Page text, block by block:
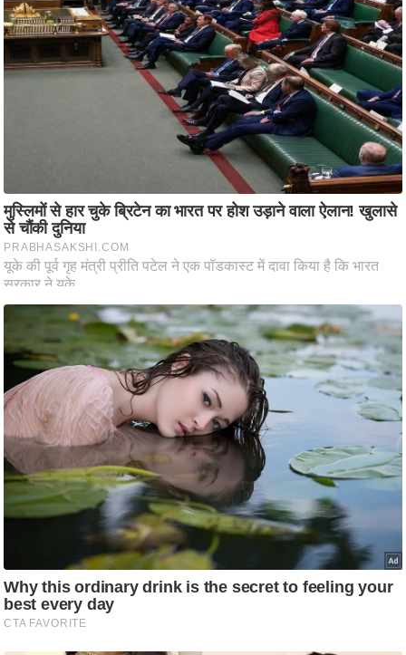
चा
य
प
र
र्म
ज्यो
ति
ष
प्र
भु
म
हि
मा
/
ध
र्म
स्थ
ल
त
त्यो
हा